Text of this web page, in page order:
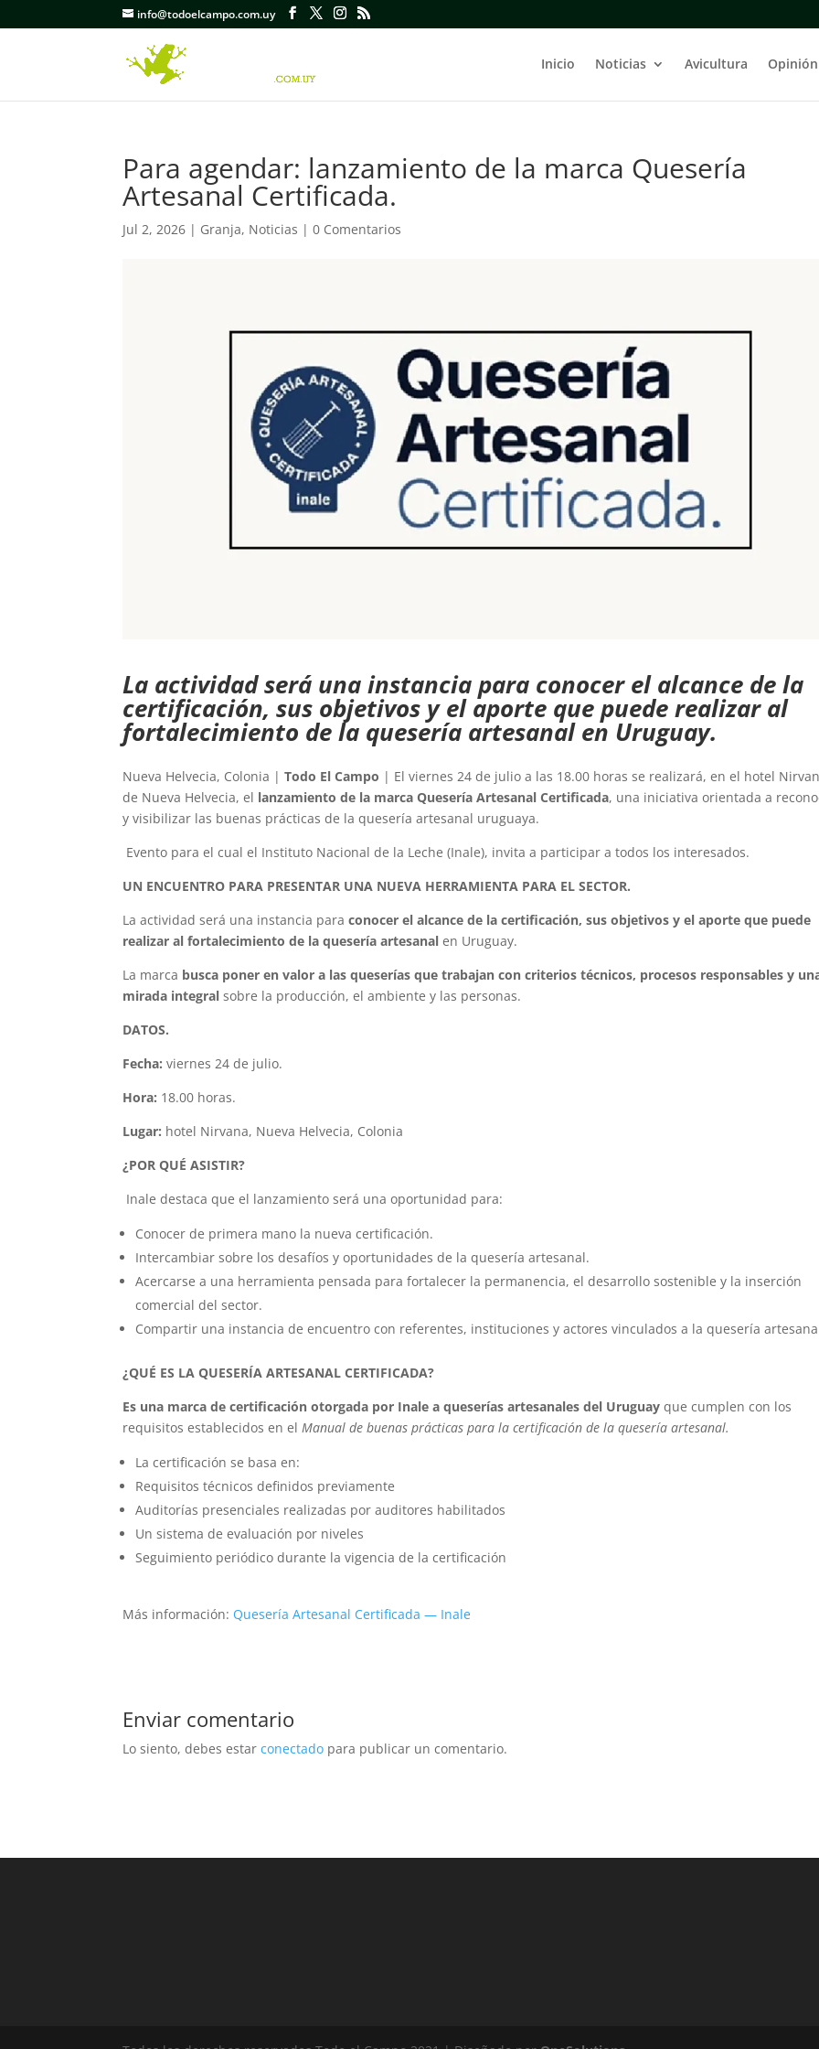
info@todoelcampo.com.uy
Inicio Noticias Avicultura Opinión
Para agendar: lanzamiento de la marca Quesería
Artesanal Certificada.
Jul 2, 2026 | Granja, Noticias |0 Comentarios
La actividad será una instancia para conocer el alcance de la
certificación, sus objetivos y el aporte que puede realizar al
fortalecimiento de la quesería artesanal en Uruguay.
Nueva Helvecia, Colonia |Todo El Campo | El viernes 24 de julio a las 18.00 horas se realizará, en el hotel
de Nueva Helvecia, el lanzamiento de la marca Quesería Artesanal Certificada, una iniciativa orientada a
y visibilizar las buenas prácticas de la quesería artesanal uruguaya.
Evento para el cual el Instituto Nacional de la Leche (Inale), invita a participar a todos los interesados.
UN ENCUENTRO PARA PRESENTAR UNA NUEVA HERRAMIENTA PARA EL SECTOR.
La actividad será una instancia paraconocer el alcance de la certificación, sus objetivos y el aporte que puede
realizar al fortalecimiento de la quesería artesanal en Uruguay.
La marca busca poner en valor a las queserías que trabajan con criterios técnicos, procesos responsables y
mirada integralsobre la producción, el ambiente y las personas.
DATOS.
Fecha: viernes 24 de julio.
Hora: 18.00 horas.
Lugar: hotel Nirvana, Nueva Helvecia, Colonia
¿POR QUÉ ASISTIR?
Inale destaca que el lanzamiento será una oportunidad para:
Conocer de primera mano la nueva certificación.
Intercambiar sobre los desafíos y oportunidades de la quesería artesanal.
Acercarse a una herramienta pensada para fortalecer la permanencia, el desarrollo sostenible y la inserción
comercial del sector.
Compartir una instancia de encuentro con referentes, instituciones y actores vinculados a la quesería
¿QUÉ ES LA QUESERÍA ARTESANAL CERTIFICADA?
Es una marca de certificación otorgada por Inale a queserías artesanales del Uruguay que cumplen con los
requisitos establecidos en elManual de buenas prácticas para la certificación de la quesería artesanal.
La certificación se basa en:
Requisitos técnicos definidos previamente
Auditorías presenciales realizadas por auditores habilitados
Un sistema de evaluación por niveles
Seguimiento periódico durante la vigencia de la certificación
Más información: Quesería Artesanal Certificada — Inale
Enviar comentario
Lo siento, debes estarconectado para publicar un comentario.